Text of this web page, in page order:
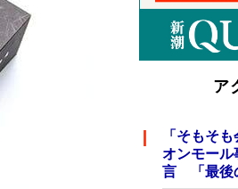
ア
「そもそ
オンモール
言 「最後